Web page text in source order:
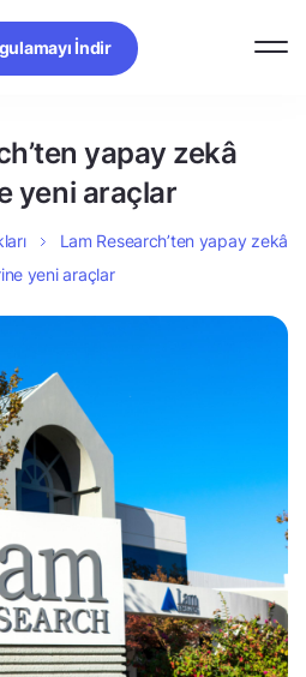
İndir
yapay zekâ
yeni araçlar
Lam Research’ten yapay zekâ
yeni araçlar